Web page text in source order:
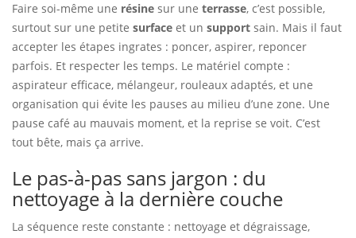
Faire soi-même une résine sur une terrasse, c’est possible,
surtout sur une petite surface et un support sain. Mais il faut
accepter les étapes ingrates : poncer, aspirer, reponcer
parfois. Et respecter les temps. Le matériel compte :
aspirateur efficace, mélangeur, rouleaux adaptés, et une
organisation qui évite les pauses au milieu d’une zone. Une
pause café au mauvais moment, et la reprise se voit. C’est
tout bête, mais ça arrive.
Le pas-à-pas sans jargon : du
nettoyage à la dernière couche
La séquence reste constante : nettoyage et dégraissage,